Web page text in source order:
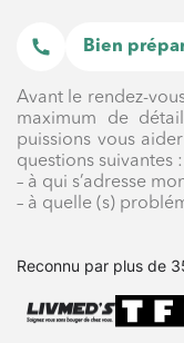
Bien
Avant le rendez-
maximum de
puissions vous
questions suivantes :
– à qui s’adresse
– à quelle (s)
Reconnu par plus de